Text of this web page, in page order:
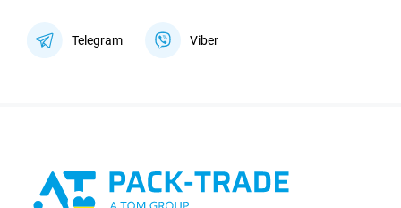
Telegram Viber